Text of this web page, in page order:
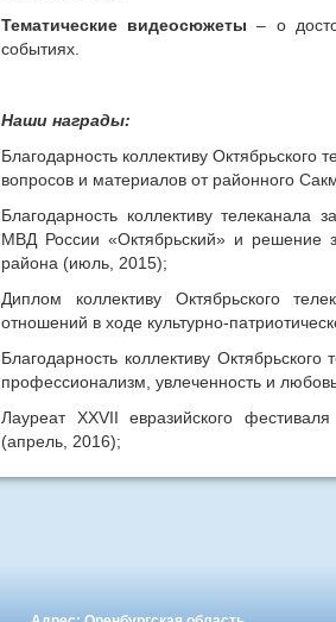
Тематические видеосюжеты – о
событиях.
Наши награды:
Благодарность коллективу Октябрьского
вопросов и материалов от районного
Благодарность коллективу
МВД России «Октябрьский» и решение
района (июль, 2015);
Диплом коллективу Октябрьского
отношений в ходе культурно-
Благодарность коллективу
профессионализм, увлеченность и
Лауреат XXVII евразийского
(апрель, 2016);